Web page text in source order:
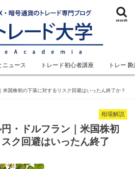
search
ニュース トレード初心者講座 トレード
国株初の下落に対するリスク回避はいったん終了か？
相場解説
・ドルフラン｜米国株初
ク回避はいったん終了